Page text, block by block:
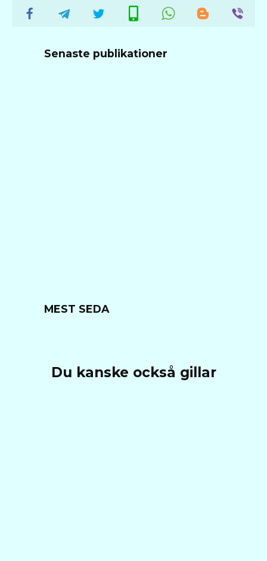
Senaste publikationer
MEST SEDA
Du kanske också gillar